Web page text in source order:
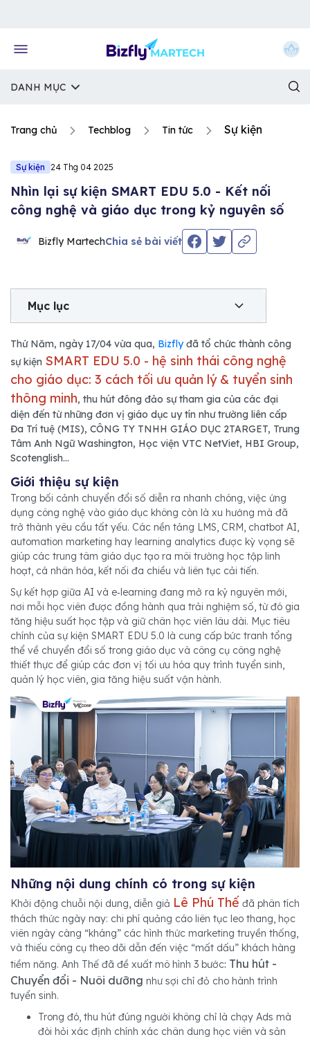
DANH MỤC
Trang chủ Techblog Tin tức Sự kiện
Sự kiện 24 Thg 04 2025
Nhìn lại sự kiện SMART EDU 5.0 - Kết nối
công nghệ và giáo dục trong kỷ nguyên số
Bizfly MartechChia sẻ bài viết
Mục lục
Thứ Năm, ngày 17/04 vừa qua, Bizflyđã tổ chức thành công
sự kiện SMART EDU 5.0 - hệ sinh thái công nghệ
cho giáo dục: 3 cách tối ưu quản lý & tuyển sinh
thông minh, thu hút đông đảo sự tham gia của các đại
diện đến từ những đơn vị giáo dục uy tín như trường liên cấp
Đa Trí tuệ (MIS), CÔNG TY TNHH GIÁO DỤC 2TARGET, Trung
Tâm Anh Ngữ Washington, Học viện VTC NetViet, HBI Group,
Scotenglish…
Giới thiệu sự kiện
Trong bối cảnh chuyển đổi số diễn ra nhanh chóng, việc ứng
dụng công nghệ vào giáo dục không còn là xu hướng mà đã
trở thành yêu cầu tất yếu. Các nền tảng LMS, CRM, chatbot AI,
automation marketing hay learning analytics được kỳ vọng sẽ
giúp các trung tâm giáo dục tạo ra môi trường học tập linh
hoạt, cá nhân hóa, kết nối đa chiều và liên tục cải tiến.
Sự kết hợp giữa AI và e‑learning đang mở ra kỷ nguyên mới,
nơi mỗi học viên được đồng hành qua trải nghiệm số, từ đó gia
tăng hiệu suất học tập và giữ chân học viên lâu dài. Mục tiêu
chính của sự kiện SMART EDU 5.0 là cung cấp bức tranh tổng
thể về chuyển đổi số trong giáo dục và công cụ công nghệ
thiết thực để giúp các đơn vị tối ưu hóa quy trình tuyển sinh,
quản lý học viên, gia tăng hiệu suất vận hành.
Những nội dung chính có trong sự kiện
Khởi động chuỗi nội dung, diễn giả Lê Phú Thế đã phân tích
thách thức ngày nay: chi phí quảng cáo liên tục leo thang, học
viên ngày càng “kháng” các hình thức marketing truyền thống,
và thiếu công cụ theo dõi dẫn đến việc “mất dấu” khách hàng
tiềm năng. Anh Thế đã đề xuất mô hình 3 bước: Thu hút -
Chuyển đổi - Nuôi dưỡng như sợi chỉ đỏ cho hành trình
tuyển sinh.
Trong đó, thu hút đúng người không chỉ là chạy Ads mà
đòi hỏi xác định chính xác chân dung học viên và sản